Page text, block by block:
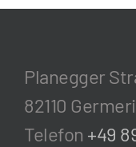
Planegger
82110
Telefon +49